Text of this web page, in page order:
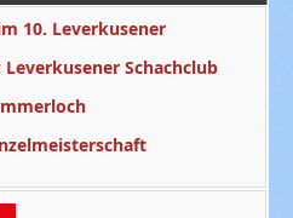
10. Leverkusener
Schachclub